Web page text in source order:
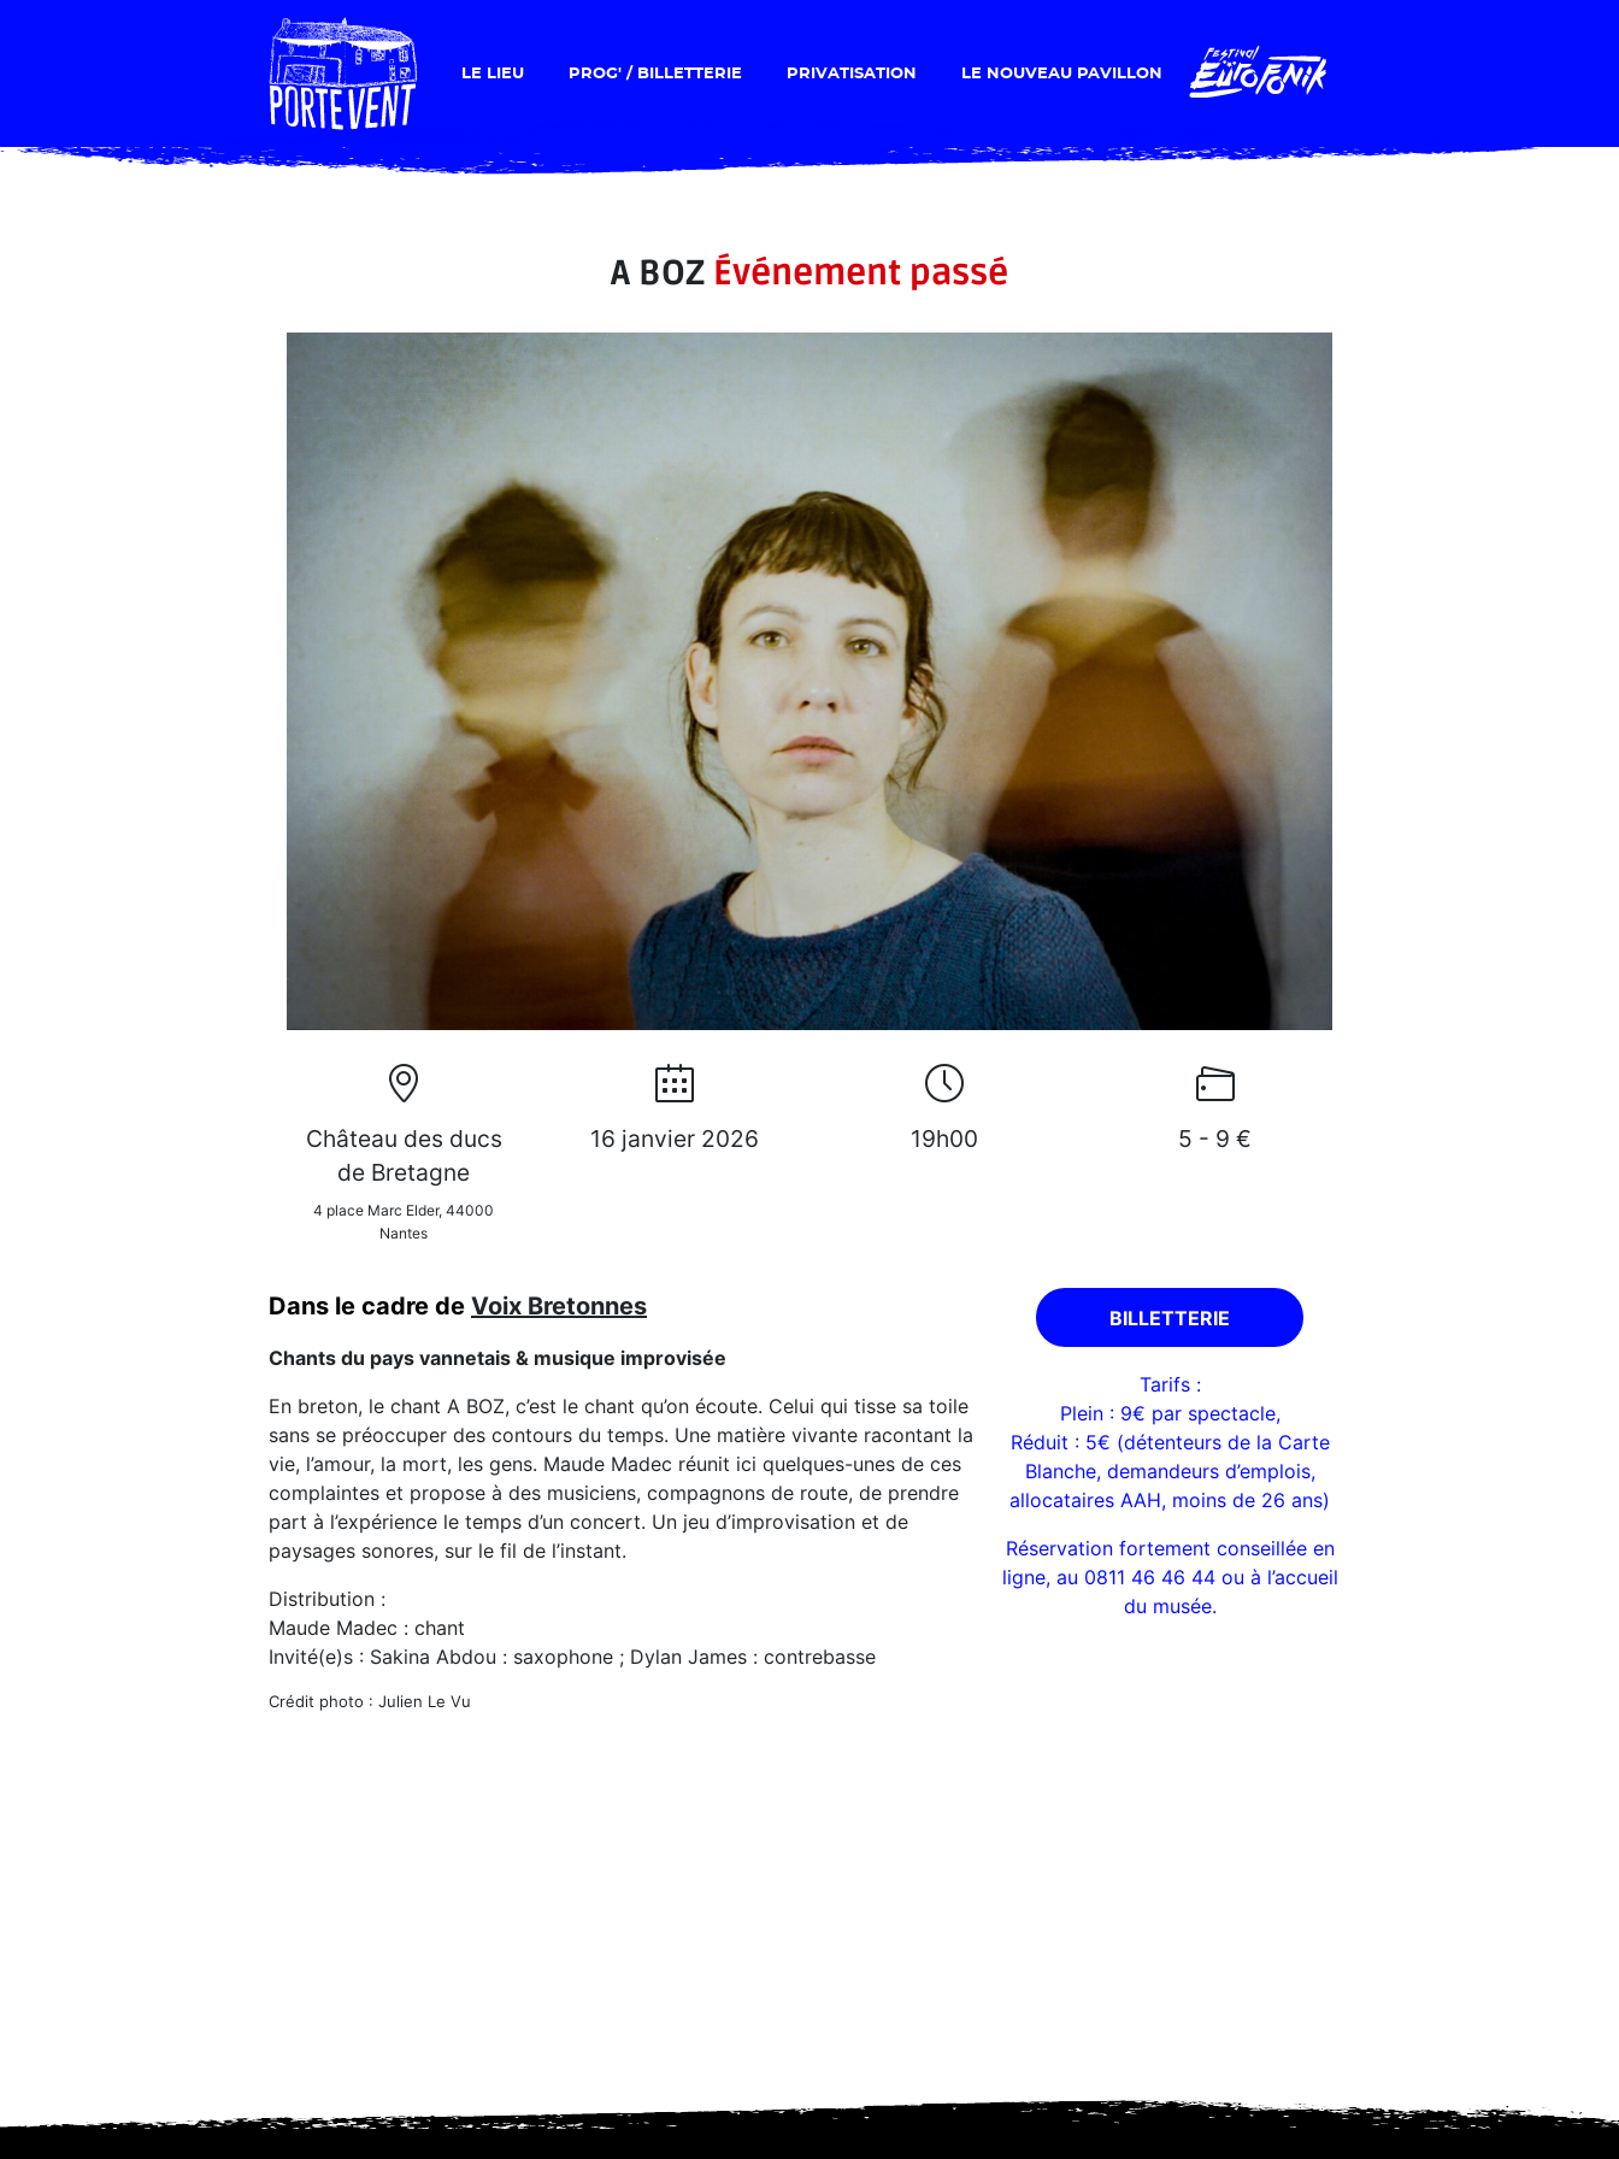
LE LIEU PROG' / BILLETTERIE PRIVATISATION LE NOUVEAU PAVILLON
A BOZ Événement passé
Château des ducs
de Bretagne
4 place Marc Elder, 44000
Nantes
16 janvier 2026 19h00 5 - 9 €
Dans le cadre de Voix Bretonnes
Chants du pays vannetais & musique improvisée
En breton, le chant A BOZ, c’est le chant qu’on écoute. Celui qui tisse sa toile
sans se préoccuper des contours du temps. Une matière vivante racontant la
vie, l’amour, la mort, les gens. Maude Madec réunit ici quelques-unes de ces
complaintes et propose à des musiciens, compagnons de route, de prendre
part à l’expérience le temps d’un concert. Un jeu d’improvisation et de
paysages sonores, sur le fil de l’instant.
Distribution :
Maude Madec : chant
Invité(e)s : Sakina Abdou : saxophone ; Dylan James : contrebasse
Crédit photo : Julien Le Vu
BILLETTERIE
Tarifs :
Plein : 9€ par spectacle,
Réduit : 5€ (détenteurs de la Carte
Blanche, demandeurs d’emplois,
allocataires AAH, moins de 26 ans)
Réservation fortement conseillée en
ligne, au 0811 46 46 44 ou à l’accueil
du musée.